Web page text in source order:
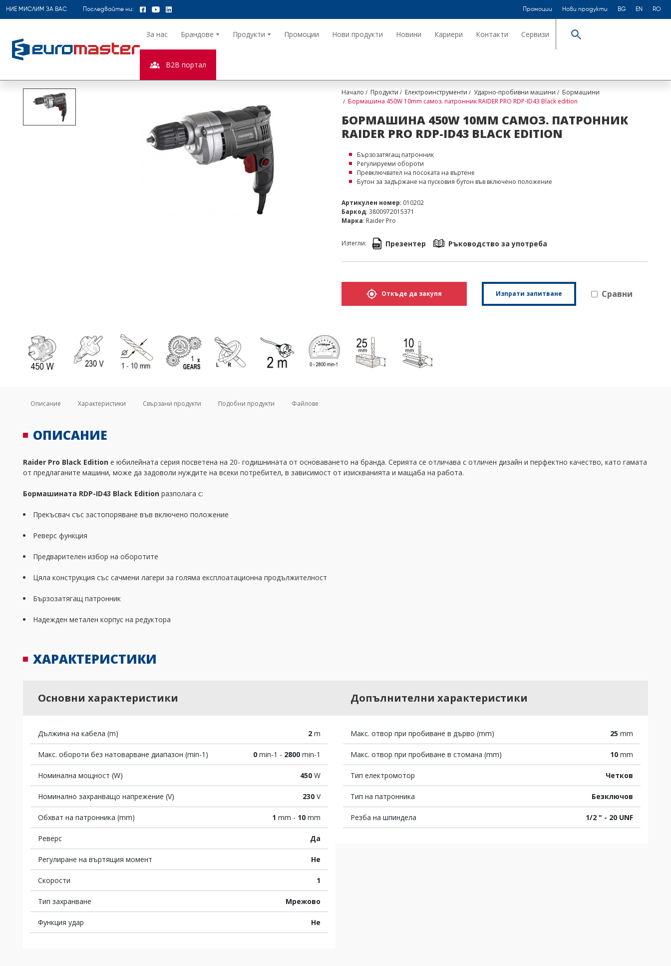
НИЕ МИСЛИМ ЗА ВАС Последвайте ни: Промоции Нови продукти BG EN RO
За нас Брандове Продукти Промоции Нови продукти Новини Кариери Контакти Сервизи Търсене
B2B портал
Начало Продукти Електроинструменти Ударно-пробивни машини
Бормашини
Бормашина 450W 10mm самоз. патронник RAIDER PRO RDP-ID43 Black edition
БОРМАШИНА 450W 10MM САМОЗ. ПАТРОННИК
RAIDER PRO RDP-ID43 BLACK EDITION
Бързозатягащ патронник
Регулируеми обороти
Превключвател на посоката на въртене
Бутон за задържане на пусковия бутон във включено положение
Артикулен номер: 010202
Баркод: 3800972015371
Марка: Raider Pro
Изтегли: Презентер Ръководство за употреба
Откъде да закупя Изпрати запитване Сравни
Описание Характеристики Свързани продукти Подобни продукти Файлове
ОПИСАНИЕ
Raider Pro Black Editionе юбилейната серия посветена на 20- годишнината от основаването на бранда. Серията се отличава с отличен дизайн и перфектно качество, като гамата
от предлаганите машини, може да задоволи нуждите на всеки потребител, в зависимост от изискванията и мащаба на работа.
Бормашината RDP-ID43 Black Editionразполага с:
Прекъсвач със застопоряване във включено положение
Реверс функция
Предварителен избор на оборотите
Цяла конструкция със сачмени лагери за голяма експлоатационна продължителност
Бързозатягащ патронник
Надежден метален корпус на редуктора
ХАРАКТЕРИСТИКИ
Основни характеристики
Дължина на кабела (m) 2m
Макс. обороти без натоварване диапазон (min-1) 0min-1 - 2800min-1
Номинална мощност (W) 450W
Номинално захранващо напрежение (V) 230V
Обхват на патронника (mm) 1 mm - 10mm
Реверс Да
Регулиране на въртящия момент Не
Скорости 1
Тип захранване Мрежово
Функция удар Не
Допълнителни характеристики
Макс. отвор при пробиване в дърво (mm) 25 mm
Макс. отвор при пробиване в стомана (mm) 10mm
Тип електромотор Четков
Тип на патронника Безключов
Резба на шпиндела 1/2 " - 20 UNF